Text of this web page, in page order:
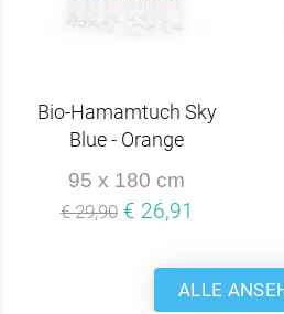
Bio-Hamamtuch Sky
Blue - Orange
95 x 180 cm
€ 29,90 € 26,91
ALLE